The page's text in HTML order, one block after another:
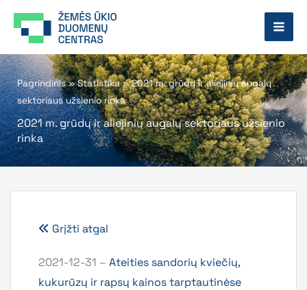
prie
Pagrindinis»Statistika»2021 m. grūdų ir aliejinių augalų
sektoriaus užsienio rinka
2021 m. grūdų ir aliejinių augalų sektoriaus užsienio
rinka
Grįžti atgal
2021-12-31 – Ateities sandorių kviečių,
kukurūzų ir rapsų kainos tarptautinėse